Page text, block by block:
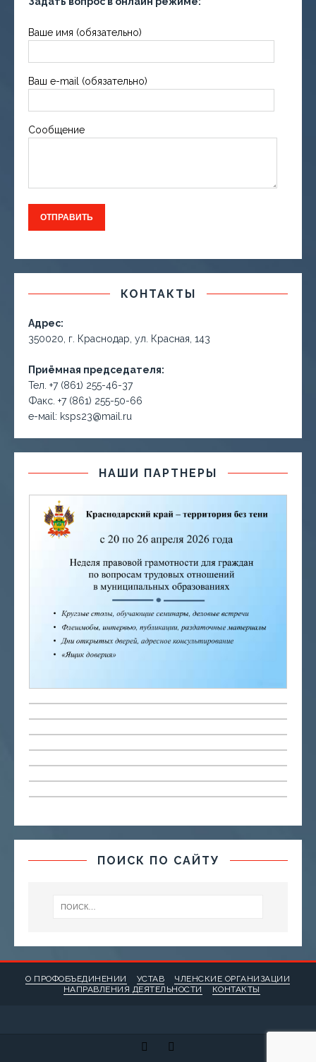
Ваше имя (обязательно)
Ваш e-mail (обязательно)
Сообщение
КОНТАКТЫ
Адрес:
350020, г. Краснодар, ул. Красная, 143
Приёмная председателя:
Тел. +7 (861) 255-46-37
Факс. +7 (861) 255-50-66
е-маil: ksps23@mail.ru
НАШИ ПАРТНЕРЫ
ПОИСК ПО САЙТУ
О ПРОФОБЪЕДИНЕНИИ УСТАВ
ЧЛЕНСКИЕ ОРГАНИЗАЦИИ
НАПРАВЛЕНИЯ ДЕЯТЕЛЬНОСТИ
КОНТАКТЫ